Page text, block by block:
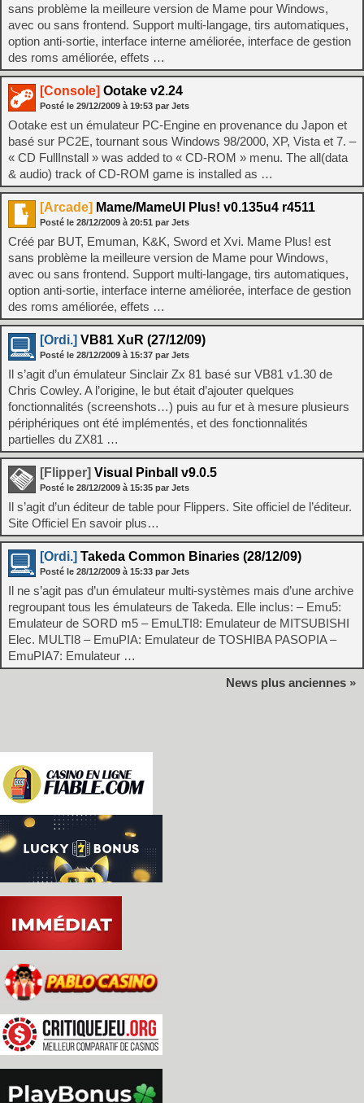
sans problème la meilleure version de Mame pour Windows,
avec ou sans frontend. Support multi-langage, tirs automatiques,
option anti-sortie, interface interne améliorée, interface de gestion
des roms améliorée, effets …
[Console] Ootake v2.24
Posté le 29/12/2009 à 19:53 par Jets
Ootake est un émulateur PC-Engine en provenance du Japon et
basé sur PC2E, tournant sous Windows 98/2000, XP, Vista et 7. –
« CD FullInstall » was added to « CD-ROM » menu. The all(data
& audio) track of CD-ROM game is installed as …
[Arcade] Mame/MameUI Plus! v0.135u4 r4511
Posté le 28/12/2009 à 20:51 par Jets
Créé par BUT, Emuman, K&K, Sword et Xvi. Mame Plus! est
sans problème la meilleure version de Mame pour Windows,
avec ou sans frontend. Support multi-langage, tirs automatiques,
option anti-sortie, interface interne améliorée, interface de gestion
des roms améliorée, effets …
[Ordi.] VB81 XuR (27/12/09)
Posté le 28/12/2009 à 15:37 par Jets
Il s’agit d’un émulateur Sinclair Zx 81 basé sur VB81 v1.30 de
Chris Cowley. A l’origine, le but était d’ajouter quelques
fonctionnalités (screenshots…) puis au fur et à mesure plusieurs
périphériques ont été implémentés, et des fonctionnalités
partielles du ZX81 …
[Flipper] Visual Pinball v9.0.5
Posté le 28/12/2009 à 15:35 par Jets
Il s’agit d’un éditeur de table pour Flippers. Site officiel de l’éditeur.
Site Officiel En savoir plus…
[Ordi.] Takeda Common Binaries (28/12/09)
Posté le 28/12/2009 à 15:33 par Jets
Il ne s’agit pas d’un émulateur multi-systèmes mais d’une archive
regroupant tous les émulateurs de Takeda. Elle inclus: – Emu5:
Emulateur de SORD m5 – EmuLTI8: Emulateur de MITSUBISHI
Elec. MULTI8 – EmuPIA: Emulateur de TOSHIBA PASOPIA –
EmuPIA7: Emulateur …
News plus anciennes »